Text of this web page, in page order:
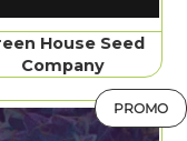
House Seed
Company
PROMO